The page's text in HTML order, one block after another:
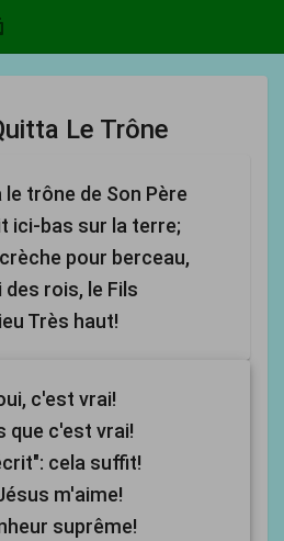
Le Trône
trône de Son Père
ici-bas sur la terre;
pour berceau,
des rois, le Fils
Très haut!
c'est vrai!
que c'est vrai!
cela suffit!
m'aime!
suprême!